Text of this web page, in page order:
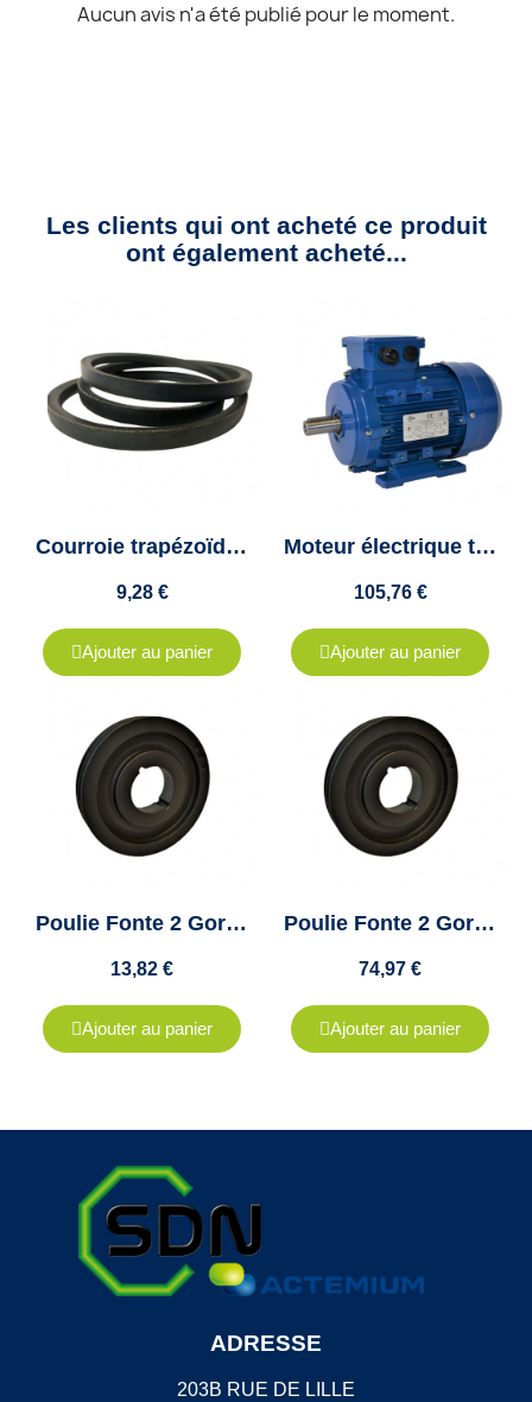
Aucun avis n'a été publié pour le moment.
Les clients qui ont acheté ce produit
ont également acheté...
Courroie trapézoïdale A43 - A1110 - Veco100 - Colmant Cuvelier
9,28 €
Ajouter au panier
Moteur électrique triphasé 0.55kw - 1500Tr/min - 71 B3 - 230/400V - Cemer
105,76 €
Ajouter au panier
Poulie Fonte 2 Gorges Pour Courroie A, SPA, XPA - Diamètre 100 - Moyeu Amovible 1610
13,82 €
Ajouter au panier
Poulie Fonte 2 Gorges Pour Courroie A, SPA, XPA - Diamètre 300 - Moyeu Amovible 2517
74,97 €
Ajouter au panier
ADRESSE
203B RUE DE LILLE